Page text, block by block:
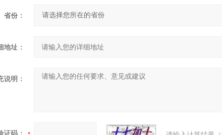
省份：
地址：
说明：
证码：